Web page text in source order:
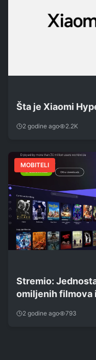
Šta je Xiaomi
2 godine ago 2.2K
MOBITELI
Stremio:
omiljenih filmova
2 godine ago 793